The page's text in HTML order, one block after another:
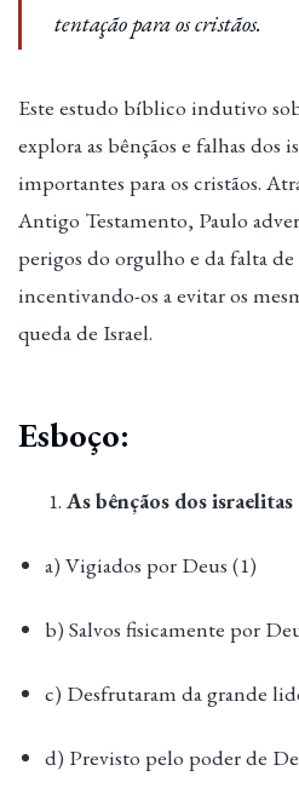
tentação para os cristãos.
Este estudo bíblico indutivo
explora as bênçãos e falhas dos
importantes para os cristãos.
Antigo Testamento, Paulo
perigos do orgulho e da falta
incentivando-os a evitar os
queda de Israel.
Esboço:
As bênçãos dos
a) Vigiados por Deus (1)
b) Salvos fisicamente por
c) Desfrutaram da grande
d) Previsto pelo poder de